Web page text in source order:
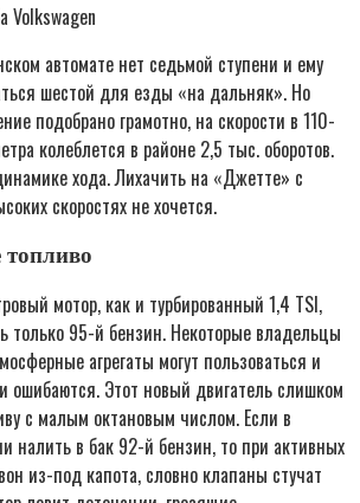
Volkswagen
автомате нет седьмой ступени и ему
шестой для езды «на дальняк». Но
подобрано грамотно, на скорости в 110-
колеблется в районе 2,5 тыс. оборотов.
хода. Лихачить на «Джетте» с
скоростях не хочется.
топливо
мотор, как и турбированный 1,4 TSI,
только 95-й бензин. Некоторые владельцы
агрегаты могут пользоваться и
Этот новый двигатель слишком
с малым октановым числом. Если в
налить в бак 92-й бензин, то при активных
из-под капота, словно клапаны стучат